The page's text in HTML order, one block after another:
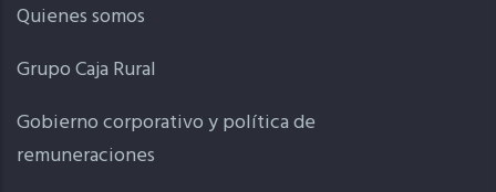
Quienes somos
Grupo Caja Rural
Gobierno corporativo y política de
remuneraciones